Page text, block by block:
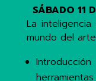
SÁBADO 11
La
mundo del